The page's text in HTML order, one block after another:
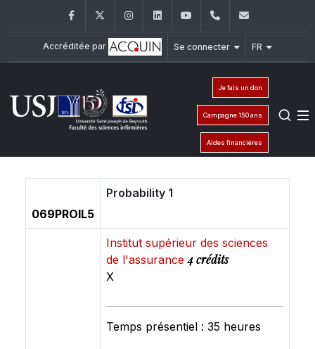
FacebookTwitter InstagramLinkedInYouTube+961 (1) 421 240
Accréditée par Se connecter FR
Je fais un don
Campagne 150 ans
Aides financières
069PROIL5
Probability 1
Institut supérieur des sciences
de l'assurance4 crédits
X
Temps présentiel : 35 heures